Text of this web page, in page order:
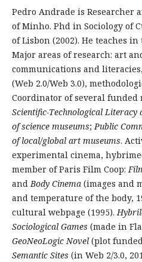
Pedro Andrade is Researcher
of Minho. Phd in Sociology of
of Lisbon (2002). He teaches
Major areas of research: art
communications and
(Web 2.0/Web 3.0),
Coordinator of several funded
Scientific-Technological Literacy
of science museums;Public
of local/global art museums.
experimental cinema,
member of Paris Film Coop:
andBody Cinema(images and
and temperature of the body,
cultural webpage (1995).
Sociological Games (made in
GeoNeoLogic Novel(plot funded
Semantic Sites (in Web 2/3.0,